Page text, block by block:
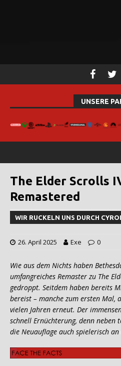
UNSERE
The Elder Scrolls
Remastered
WIR RUCKELN UNS DURCH
26. April 2025 Exe 0
Wie aus dem Nichts haben
umfangreiches Remaster zu The
gedroppt. Seitdem haben bereits
bereist – manche zum ersten Mal,
vielen Jahren erneut. Der
schnell Ernüchterung, denn neben
die Neuauflage auch spielerisch